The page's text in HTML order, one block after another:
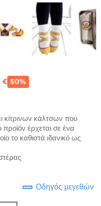
€ 50%
κίτρινων κάλτσων που
έρχεται σε ένα
το καθιστά ιδανικό ως
Οδηγός μεγεθών